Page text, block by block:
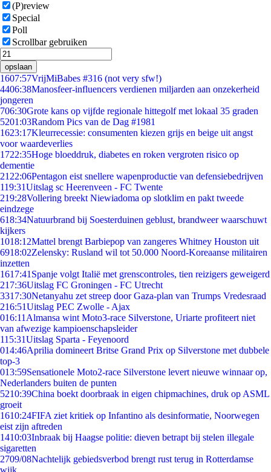
(P)review
Special
Poll
Scrollbar gebruiken
opslaan
1607:57VrijMiBabes #316 (not very sfw!)
4406:38Manosfeer-influencers verdienen miljarden aan onzekerheid
jongeren
706:30Grote kans op vijfde regionale hittegolf met lokaal 35 graden
5201:03Random Pics van de Dag #1981
1623:17Kleurrecessie: consumenten kiezen grijs en beige uit angst
voor waardeverlies
1722:35Hoge bloeddruk, diabetes en roken vergroten risico op
dementie
21 22:06Pentagon eist snellere wapenproductie van defensiebedrijven
119:31Uitslag sc Heerenveen - FC Twente
219:28Vollering breekt Niewiadoma op slotklim en pakt tweede
eindzege
618:34Natuurbrand bij Soesterduinen geblust, brandweer waarschuwt
kijkers
1018:12Mattel brengt Barbiepop van zangeres Whitney Houston uit
6918:02Zelensky: Rusland wil tot 50.000 Noord-Koreaanse militairen
inzetten
1617:41 Spanje volgt Italië met grenscontroles, tien reizigers geweigerd
217:36Uitslag FC Groningen - FC Utrecht
3317:30Netanyahu zet streep door Gaza-plan van Trumps Vredesraad
216:51Uitslag PEC Zwolle - Ajax
016:11 Almansa wint Moto3-race Silverstone, Uriarte profiteert niet
van afwezige kampioenschapsleider
115:31Uitslag Sparta - Feyenoord
014:46Aprilia domineert Britse Grand Prix op Silverstone met dubbele
top-3
013:59Sensationele Moto2-race Silverstone levert nieuwe winnaar op,
Nederlanders buiten de punten
5210:39China boekt doorbraak in eigen chipmachines, druk op ASML
groeit
1610:24FIFA ziet kritiek op Infantino als desinformatie, Noorwegen
eist zijn aftreden
1410:03Inbraak bij Haagse politie: dieven betrapt bij stelen illegale
sigaretten
2709/08Nachtelijk gebiedsverbod brengt rust terug in Rotterdamse
wijk